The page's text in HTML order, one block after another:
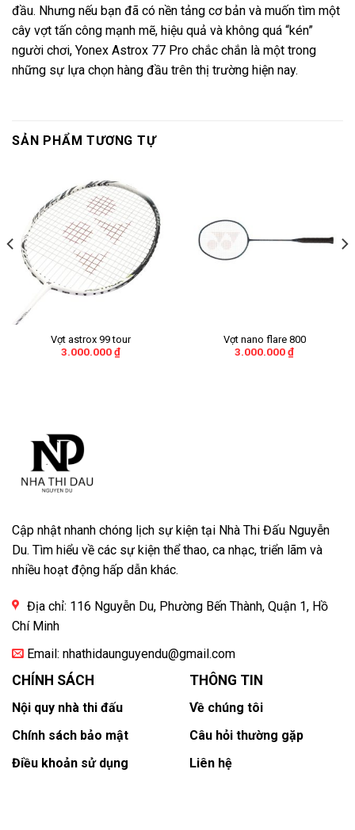
đầu. Nhưng nếu bạn đã có nền tảng cơ bản và muốn tìm một
cây vợt tấn công mạnh mẽ, hiệu quả và không quá “kén”
người chơi, Yonex Astrox 77 Pro chắc chắn là một trong
những sự lựa chọn hàng đầu trên thị trường hiện nay.
SẢN PHẨM TƯƠNG TỰ
Vợt astrox 99 tour
3.000.000₫
Vợt nano flare 800
3.000.000₫
Cập nhật nhanh chóng lịch sự kiện tại Nhà Thi Đấu Nguyễn
Du. Tìm hiểu về các sự kiện thể thao, ca nhạc, triển lãm và
nhiều hoạt động hấp dẫn khác.
Địa chỉ: 116 Nguyễn Du, Phường Bến Thành, Quận 1, Hồ
Chí Minh
Email: nhathidaunguyendu@gmail.com
CHÍNH SÁCH
Nội quy nhà thi đấu
Chính sách bảo mật
Điều khoản sử dụng
THÔNG TIN
Về chúng tôi
Câu hỏi thường gặp
Liên hệ